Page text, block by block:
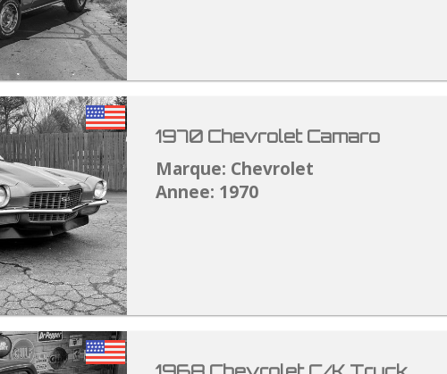
1970 Chevrolet Camaro
Marque: Chevrolet
Annee: 1970